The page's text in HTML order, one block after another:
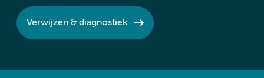
Verwijzen & diagnostiek